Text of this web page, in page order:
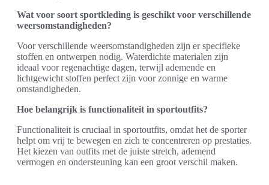
Wat voor soort sportkleding is geschikt voor verschillende
weersomstandigheden?
Voor verschillende weersomstandigheden zijn er specifieke
stoffen en ontwerpen nodig. Waterdichte materialen zijn
ideaal voor regenachtige dagen, terwijl ademende en
lichtgewicht stoffen perfect zijn voor zonnige en warme
omstandigheden.
Hoe belangrijk is functionaliteit in sportoutfits?
Functionaliteit is cruciaal in sportoutfits, omdat het de sporter
helpt om vrij te bewegen en zich te concentreren op prestaties.
Het kiezen van outfits met de juiste stretch, ademend
vermogen en ondersteuning kan een groot verschil maken.